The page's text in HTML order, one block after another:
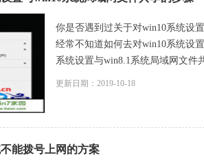
你是否遇到过关于对win10系统设
经常不知道如何去对win10系统设
系统设置与win8.1系统局域网文件
更新日期：2019-10-18
能拨号上网的方案